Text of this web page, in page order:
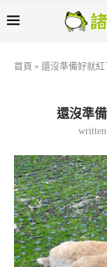
首頁 » 還沒準備好就
還沒準